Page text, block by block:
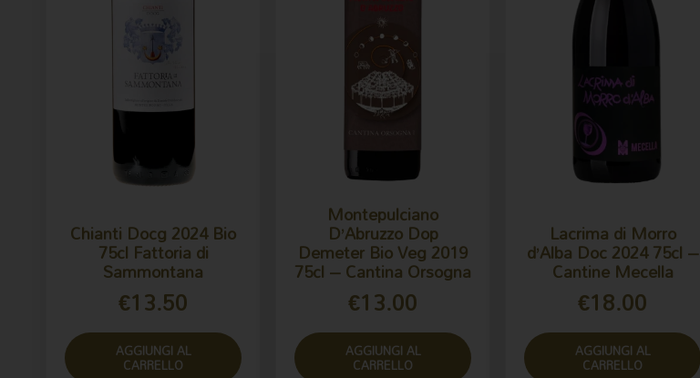
Chianti Docg 2024 Bio
75cl Fattoria di
Sammontana
€13.50
AGGIUNGI AL
CARRELLO
Montepulciano
D’Abruzzo Dop
Demeter Bio Veg 2019
75cl – Cantina Orsogna
€13.00
AGGIUNGI AL
CARRELLO
Lacrima di Morro
d’Alba Doc 2024 75cl –
Cantine Mecella
€18.00
AGGIUNGI AL
CARRELLO